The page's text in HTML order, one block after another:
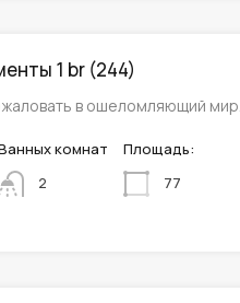
1 br (244)
в ошеломляющий мир…
комнат
2
Площадь:
77